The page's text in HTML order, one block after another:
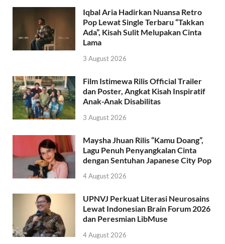
Iqbal Aria Hadirkan Nuansa Retro
Pop Lewat Single Terbaru “Takkan
Ada”, Kisah Sulit Melupakan Cinta
Lama
3 August 2026
Film Istimewa Rilis Official Trailer
dan Poster, Angkat Kisah Inspiratif
Anak-Anak Disabilitas
3 August 2026
Maysha Jhuan Rilis “Kamu Doang”,
Lagu Penuh Penyangkalan Cinta
dengan Sentuhan Japanese City Pop
4 August 2026
UPNVJ Perkuat Literasi Neurosains
Lewat Indonesian Brain Forum 2026
dan Peresmian LibMuse
4 August 2026